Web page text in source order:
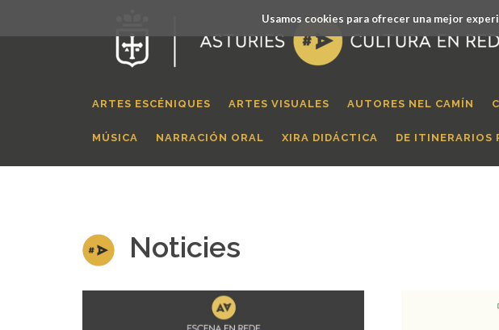
Usamos cookies para ofrecer una mejor
ARTES ESCÉNIQUES ARTES VISUALES AUTORES NEL CAMÍN
MÚSICA NARRACIÓN ORAL XIRA DIDÁCTICA DE ITINERARIOS
Noticies